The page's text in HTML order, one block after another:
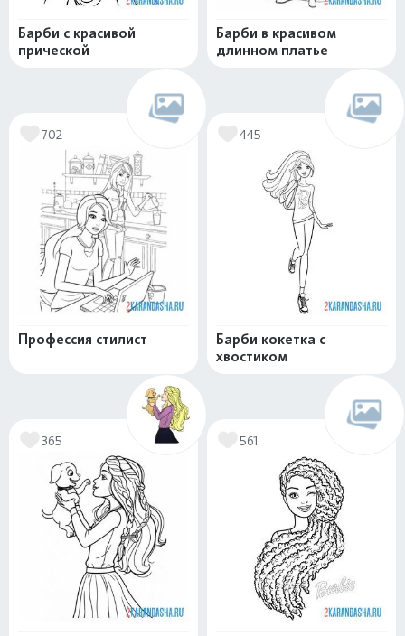
Барби с красивой
прической
Барби в красивом
длинном платье
702
Профессия стилист
445
Барби кокетка с
хвостиком
365 561